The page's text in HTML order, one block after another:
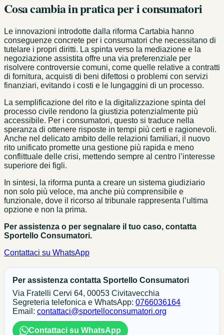
Cosa cambia in pratica per i consumatori
Le innovazioni introdotte dalla riforma Cartabia hanno
conseguenze concrete per i consumatori che necessitano di
tutelare i propri diritti. La spinta verso la mediazione e la
negoziazione assistita offre una via preferenziale per
risolvere controversie comuni, come quelle relative a contratti
di fornitura, acquisti di beni difettosi o problemi con servizi
finanziari, evitando i costi e le lungaggini di un processo.
La semplificazione del rito e la digitalizzazione spinta del
processo civile rendono la giustizia potenzialmente più
accessibile. Per i consumatori, questo si traduce nella
speranza di ottenere risposte in tempi più certi e ragionevoli.
Anche nel delicato ambito delle relazioni familiari, il nuovo
rito unificato promette una gestione più rapida e meno
conflittuale delle crisi, mettendo sempre al centro l’interesse
superiore dei figli.
In sintesi, la riforma punta a creare un sistema giudiziario
non solo più veloce, ma anche più comprensibile e
funzionale, dove il ricorso al tribunale rappresenta l’ultima
opzione e non la prima.
Per assistenza o per segnalare il tuo caso, contatta
Sportello Consumatori.
Contattaci su WhatsApp
Per assistenza contatta Sportello Consumatori
Via Fratelli Cervi 64, 00053 Civitavecchia
Segreteria telefonica e WhatsApp: 0766036164
Email: contattaci@sportelloconsumatori.org
Contattaci su WhatsApp